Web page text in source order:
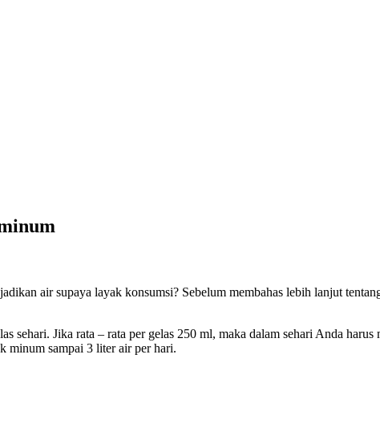
air supaya layak konsumsi? Sebelum membahas lebih lanjut
sehari. Jika rata – rata per gelas 250 ml, maka dalam sehari Anda
minum sampai 3 liter air per hari.